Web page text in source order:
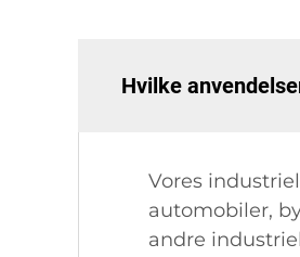
Hvilke
Vores
automobiler,
andre